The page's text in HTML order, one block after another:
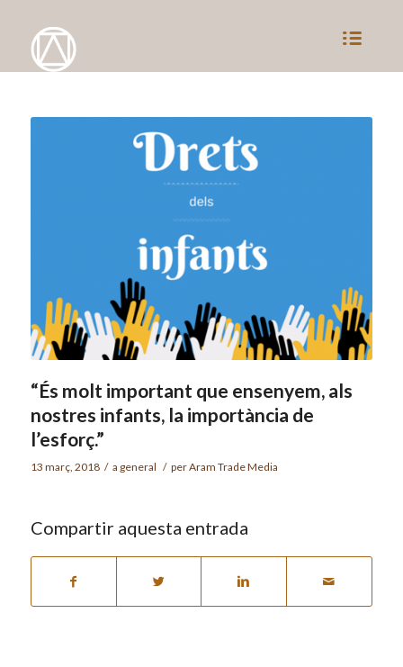
“És molt important que ensenyem, als
nostres infants, la importància de
l’esforç.”
13 març, 2018 / a general / perAram Trade Media
Compartir aquesta entrada